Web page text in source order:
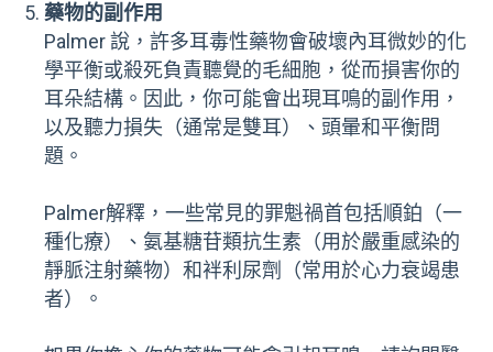
藥物的副作用
Palmer 說，許多耳毒性藥物會破壞內耳微妙的化
學平衡或殺死負責聽覺的毛細胞，從而損害你的
耳朵結構。因此，你可能會出現耳鳴的副作用，
以及聽力損失（通常是雙耳）、頭暈和平衡問
題。
Palmer解釋，一些常見的罪魁禍首包括順鉑（一
種化療）、氨基糖苷類抗生素（用於嚴重感染的
靜脈注射藥物）和袢利尿劑（常用於心力衰竭患
者）。